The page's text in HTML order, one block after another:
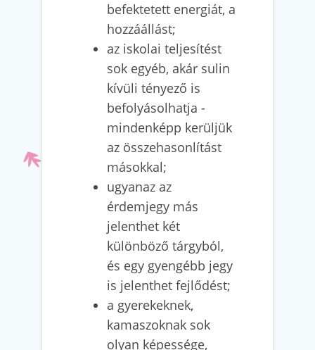
befektetett energiát, a
hozzáállást;
az iskolai teljesítést
sok egyéb, akár sulin
kívüli tényező is
befolyásolhatja -
mindenképp kerüljük
az összehasonlítást
másokkal;
ugyanaz az
érdemjegy más
jelenthet két
különböző tárgyból,
és egy gyengébb jegy
is jelenthet fejlődést;
a gyerekeknek,
kamaszoknak sok
olyan képessége,